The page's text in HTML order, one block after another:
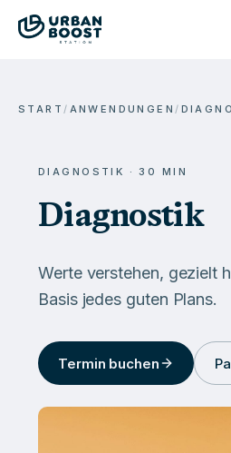
START/ ANWENDUNGEN/
DIAGNOSTIK ·30 MIN
Diagnostik
Werte verstehen, gezielt
Basis jedes guten Plans.
Termin buchen